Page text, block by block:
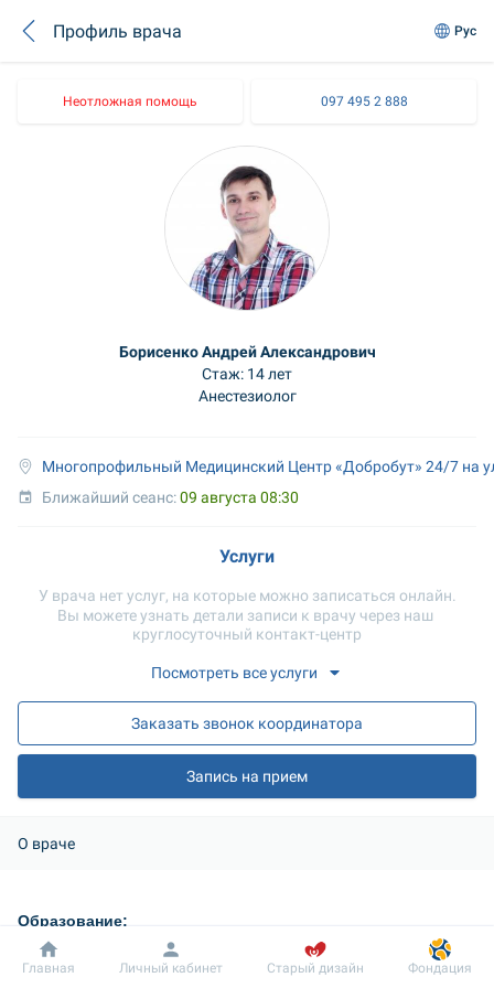
Профиль врача Рус
Неотложная помощь 097 495 2 888
Борисенко Андрей Александрович
Стаж: 14 лет
Анестезиолог
Многопрофильный Медицинский Центр «Добробут» 24/7 на
Ближайший сеанс: 09 августа 08:30
Услуги
У врача нет услуг, на которые можно записаться онлайн.
Вы можете узнать детали записи к врачу через наш
круглосуточный контакт-центр
Посмотреть все услуги
Заказать звонок координатора
Запись на прием
О враче
Образование:
Национальный медицинский университет им. А.А.
Богомольца
Добробут Информация Пациенту
Главная Личный кабинет Старый дизайн Фондация